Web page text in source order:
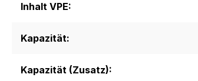
Inhalt VPE:
Kapazität:
Kapazität (Zusatz):